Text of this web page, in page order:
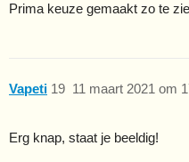
Prima keuze gemaakt zo te
Vapeti 11 maart 2021 om
19
Erg knap, staat je beeldig!